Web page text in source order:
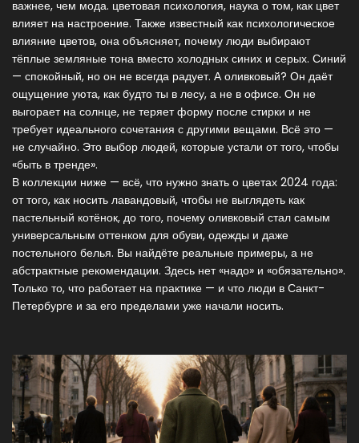
важнее, чем мода. цветовая психология, наука о том, как цвет
влияет на настроение. Также известный как психологическое
влияние цветов, она объясняет, почему люди выбирают
тёплые земляные тона вместо холодных синих и серых. Синий
— спокойный, но он не всегда радует. А оливковый? Он даёт
ощущение уюта, как будто ты в лесу, а не в офисе. Он не
выгорает на солнце, не теряет форму после стирки и не
требует идеального сочетания с другими вещами. Всё это —
не случайно. Это выбор людей, которые устали от того, чтобы
«быть в тренде».
В коллекции ниже — всё, что нужно знать о цветах 2024 года:
от того, как носить лавандовый, чтобы не выглядеть как
пастельный котёнок, до того, почему оливковый стал самым
универсальным оттенком для обуви, одежды и даже
постельного белья. Вы найдёте реальные примеры, а не
абстрактные рекомендации. Здесь нет «надо» и «обязательно».
Только то, что работает на практике — и что люди в Санкт-
Петербурге и за его пределами уже начали носить.